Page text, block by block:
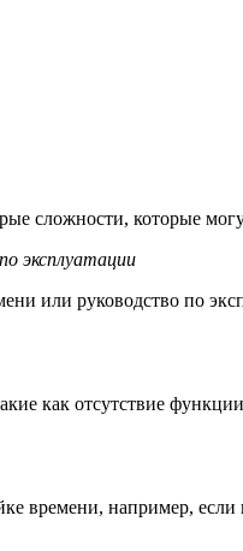
сложности, которые
эксплуатации
или руководство по
как отсутствие
времени, например, если